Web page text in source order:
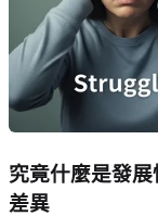
究竟什麼是發
差異